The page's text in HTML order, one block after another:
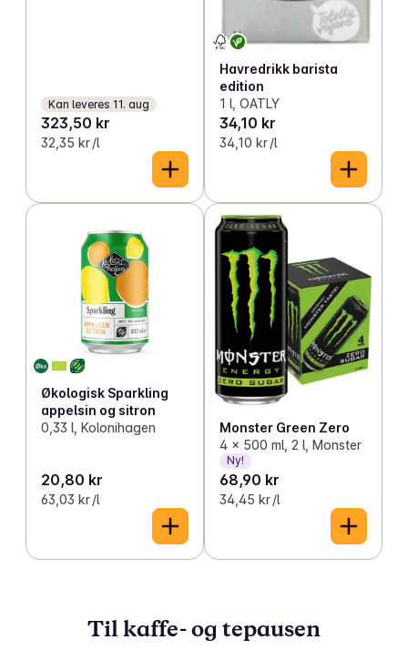
Kan leveres 11. aug
323,50 kr
32,35 kr /l
Havredrikk barista
edition
1 l, OATLY
34,10 kr
34,10 kr /l
Økologisk Sparkling
appelsin og sitron
0,33 l, Kolonihagen
20,80 kr
63,03 kr /l
Monster Green Zero
4 x 500 ml, 2 l, Monster
Ny!
68,90 kr
34,45 kr /l
Til kaffe- og tepausen